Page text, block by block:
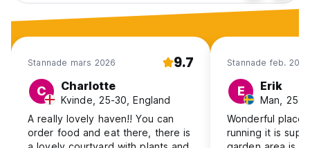
Stannade mars 2026 9.7
C Charlotte
Kvinde, 25-30, England
A really lovely haven!! You can
order food and eat there, there is
Stannade feb. 2026
E Erik
Man, 25-
Wonderful place
running it is